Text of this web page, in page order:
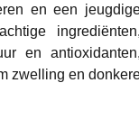
en een
en
zwelling en